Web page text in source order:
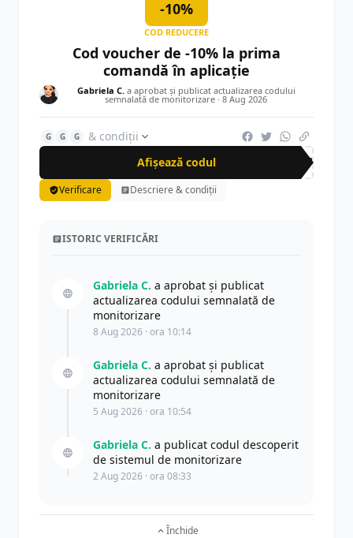
-10%
COD REDUCERE
Cod voucher de -10% la prima
comandă în aplicație
Gabriela C.a aprobat și publicat actualizarea codului
semnalată de monitorizare · 8 Aug 2026
G G G
& condiții
Afișează codul
APP
Verificare Descriere & condiții
ISTORIC VERIFICĂRI
Gabriela C. a aprobat și publicat
actualizarea codului semnalată de
monitorizare
8 Aug 2026 · ora 10:14
Gabriela C. a aprobat și publicat
actualizarea codului semnalată de
monitorizare
5 Aug 2026 · ora 10:54
Gabriela C. a publicat codul descoperit
de sistemul de monitorizare
2 Aug 2026 · ora 08:33
Închide